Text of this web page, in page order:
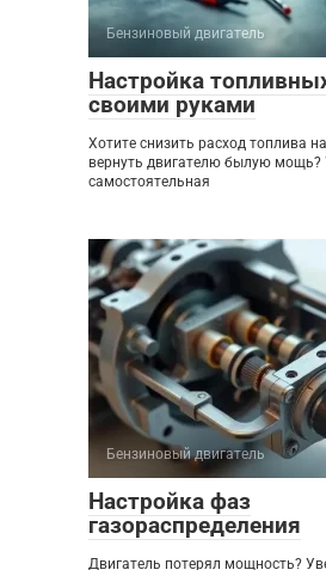
Бензиновый двигатель
Настройка
своими руками
Хотите снизить расход топлива
вернуть двигателю былую мощь?
самостоятельная
Бензиновый двигатель
Настройка фаз
газораспределения
Двигатель потерял мощность?